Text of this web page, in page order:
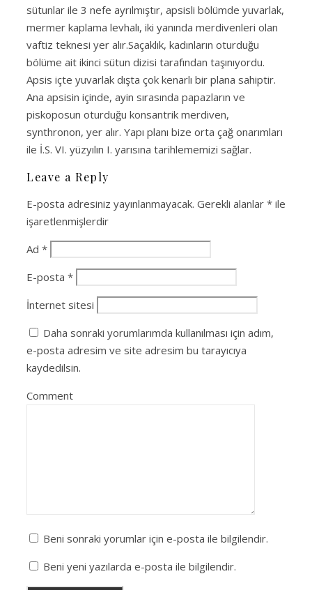
sütunlar ile 3 nefe ayrılmıştır, apsisli bölümde yuvarlak,
mermer kaplama levhalı, iki yanında merdivenleri olan
vaftiz teknesi yer alır.Saçaklık, kadınların oturduğu
bölüme ait ikinci sütun dizisi tarafından taşınıyordu.
Apsis içte yuvarlak dışta çok kenarlı bir plana sahiptir.
Ana apsisin içinde, ayin sırasında papazların ve
piskoposun oturduğu konsantrik merdiven,
synthronon, yer alır. Yapı planı bize orta çağ onarımları
ile İ.S. VI. yüzyılın I. yarısına tarihlememizi sağlar.
Leave a Reply
E-posta adresiniz yayınlanmayacak. Gerekli alanlar * ile
işaretlenmişlerdir
Ad *
E-posta *
İnternet sitesi
Daha sonraki yorumlarımda kullanılması için adım,
e-posta adresim ve site adresim bu tarayıcıya
kaydedilsin.
Comment
Beni sonraki yorumlar için e-posta ile bilgilendir.
Beni yeni yazılarda e-posta ile bilgilendir.